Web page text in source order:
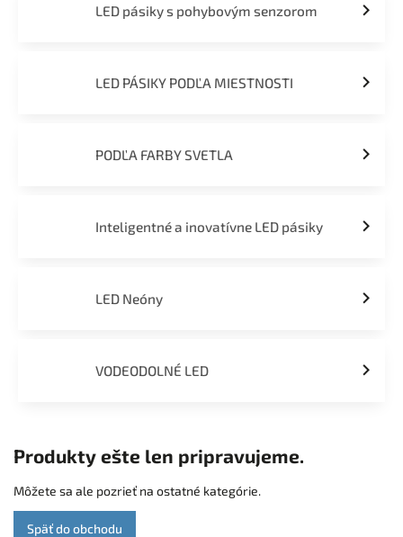
LED pásiky s pohybovým senzorom
LED PÁSIKY PODĽA MIESTNOSTI
PODĽA FARBY SVETLA
Inteligentné a inovatívne LED pásiky
LED Neóny
VODEODOLNÉ LED
Produkty ešte len pripravujeme.
Môžete sa ale pozrieť na ostatné kategórie.
Späť do obchodu